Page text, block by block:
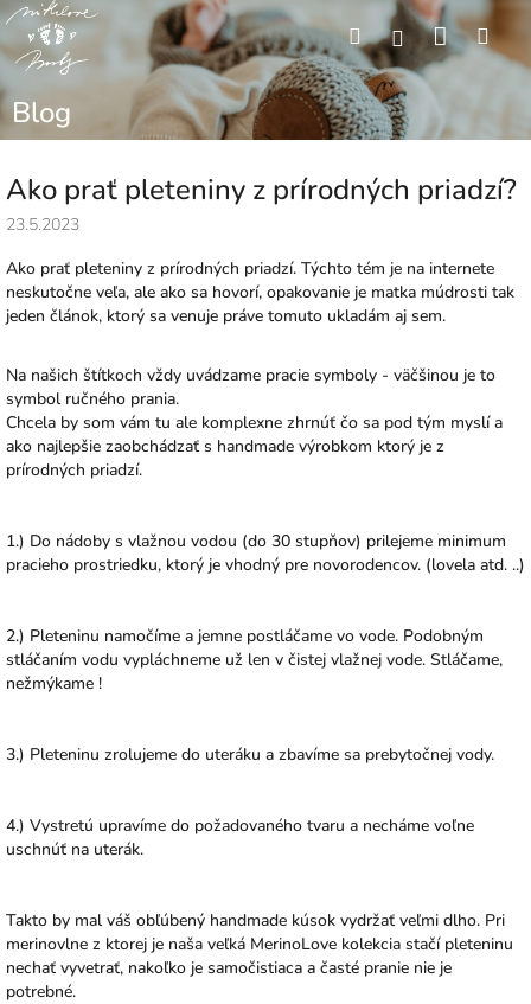
Prejsť
obsah
HľadaťPrihlásenie
Blog
Ako prať pleteniny z prírodných priadzí?
23.5.2023
Ako prať pleteniny z prírodných priadzí. Týchto tém je na internete
neskutočne veľa, ale ako sa hovorí, opakovanie je matka múdrosti tak
jeden článok, ktorý sa venuje práve tomuto ukladám aj sem.
Na našich štítkoch vždy uvádzame pracie symboly - väčšinou je to
symbol ručného prania.
Chcela by som vám tu ale komplexne zhrnúť čo sa pod tým myslí a
ako najlepšie zaobchádzať s handmade výrobkom ktorý je z
prírodných priadzí.
1.) Do nádoby s vlažnou vodou (do 30 stupňov) prilejeme minimum
pracieho prostriedku, ktorý je vhodný pre novorodencov. (lovela atd. ..)
2.) Pleteninu namočíme a jemne postláčame vo vode. Podobným
stláčaním vodu vypláchneme už len v čistej vlažnej vode. Stláčame,
nežmýkame !
3.) Pleteninu zrolujeme do uteráku a zbavíme sa prebytočnej vody.
4.) Vystretú upravíme do požadovaného tvaru a necháme voľne
uschnúť na uterák.
Takto by mal váš obľúbený handmade kúsok vydržať veľmi dlho. Pri
merinovlne z ktorej je naša veľká MerinoLove kolekcia stačí pleteninu
nechať vyvetrať, nakoľko je samočistiaca a časté pranie nie je
potrebné.